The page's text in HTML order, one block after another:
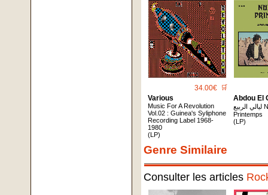
34.00€ 🛒
Various
Music For A Revolution
Vol.02 : Guinea's Syliphone
Recording Label 1968-
1980
(LP)
Abdou El
ليالي الربيع Nuits De
Printemps
(LP)
Genre Similaire
Consulter les articles